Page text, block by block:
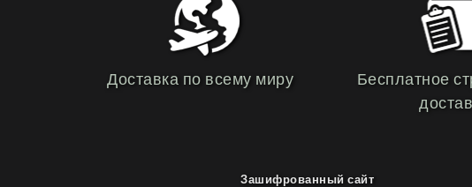
Доставка по всему миру
Бесплатное
Зашифрованный сайт